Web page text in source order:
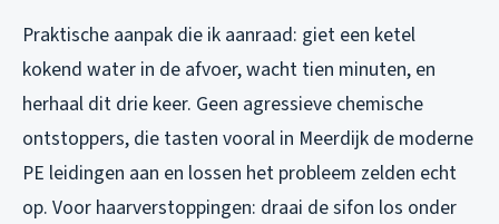
Praktische aanpak die ik aanraad: giet een ketel
kokend water in de afvoer, wacht tien minuten, en
herhaal dit drie keer. Geen agressieve chemische
ontstoppers, die tasten vooral in Meerdijk de moderne
PE leidingen aan en lossen het probleem zelden echt
op. Voor haarverstoppingen: draai de sifon los onder